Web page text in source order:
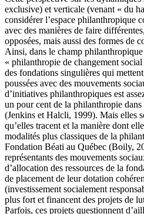
exclusive) et verticale (venant « du
considérer l’espace philanthropique
avec des manières de faire
opposées, mais aussi des formes de
Ainsi, dans le champ
« philanthropie de changement
des fondations singulières qui
poussées avec des mouvements
d’initiatives philanthropiques est
un pour cent de la philanthropie dans
(Jenkins et Halcli, 1999). Mais elles
qu’elles tracent et la manière dont
modalités plus classiques de la
Fondation Béati au Québec (Boily,
représentants des mouvements
d’allocation des ressources de la
de placement de leur dotation
(investissement socialement
plus fort et financent des projets de
Parfois, ces projets questionnent